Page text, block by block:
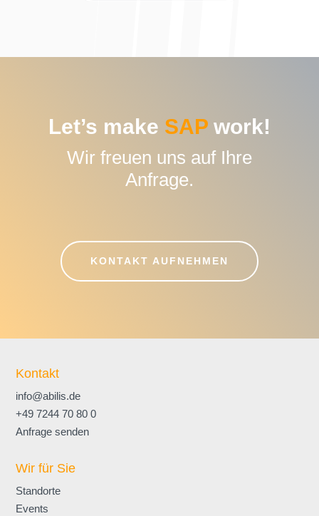
Let’s make SAPwork!
Wir freuen uns auf Ihre
Anfrage.
KONTAKT AUFNEHMEN
Kontakt
info@abilis.de
+49 7244 70 80 0
Anfrage senden
Wir für Sie
Standorte
Events